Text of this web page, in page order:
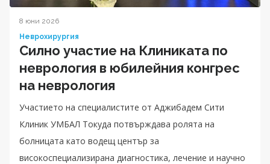
8 юни 2026
Неврохирургия
Силно участие на Клиниката по
неврология в юбилейния конгрес
на неврология
Участието на специалистите от Аджибадем Сити
Клиник УМБАЛ Токуда потвърждава ролята на
болницата като водещ център за
високоспециализирана диагностика, лечение и научно